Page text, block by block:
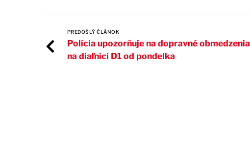
PREDOŠLÝ ČLÁNOK
Polícia upozorňuje na dopravné obmedzenia
na diaľnici D1 od pondelka